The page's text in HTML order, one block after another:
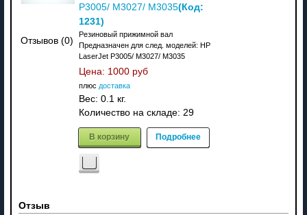
Отзывов (0)
P3005/ M3027/ M3035(Код:
1231)
Резиновый прижимной вал
Предназначен для след. моделей: HP
LaserJet P3005/ M3027/ M3035
Цена: 1000 руб
плюс доставка
Вес: 0.1 кг.
Количество на складе: 29
В корзину Подробнее
Отзыв